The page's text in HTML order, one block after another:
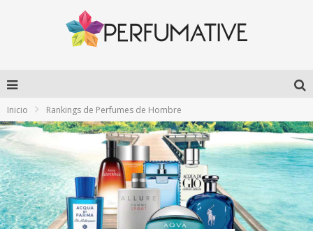
Inicio Rankings de Perfumes de Hombre